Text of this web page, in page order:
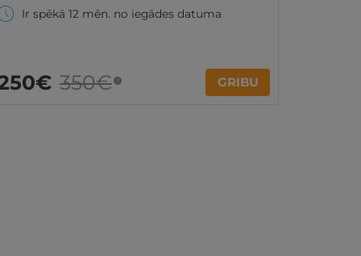
Ir spēkā 12 mēn. no iegādes datuma
350€ ? GRIBU